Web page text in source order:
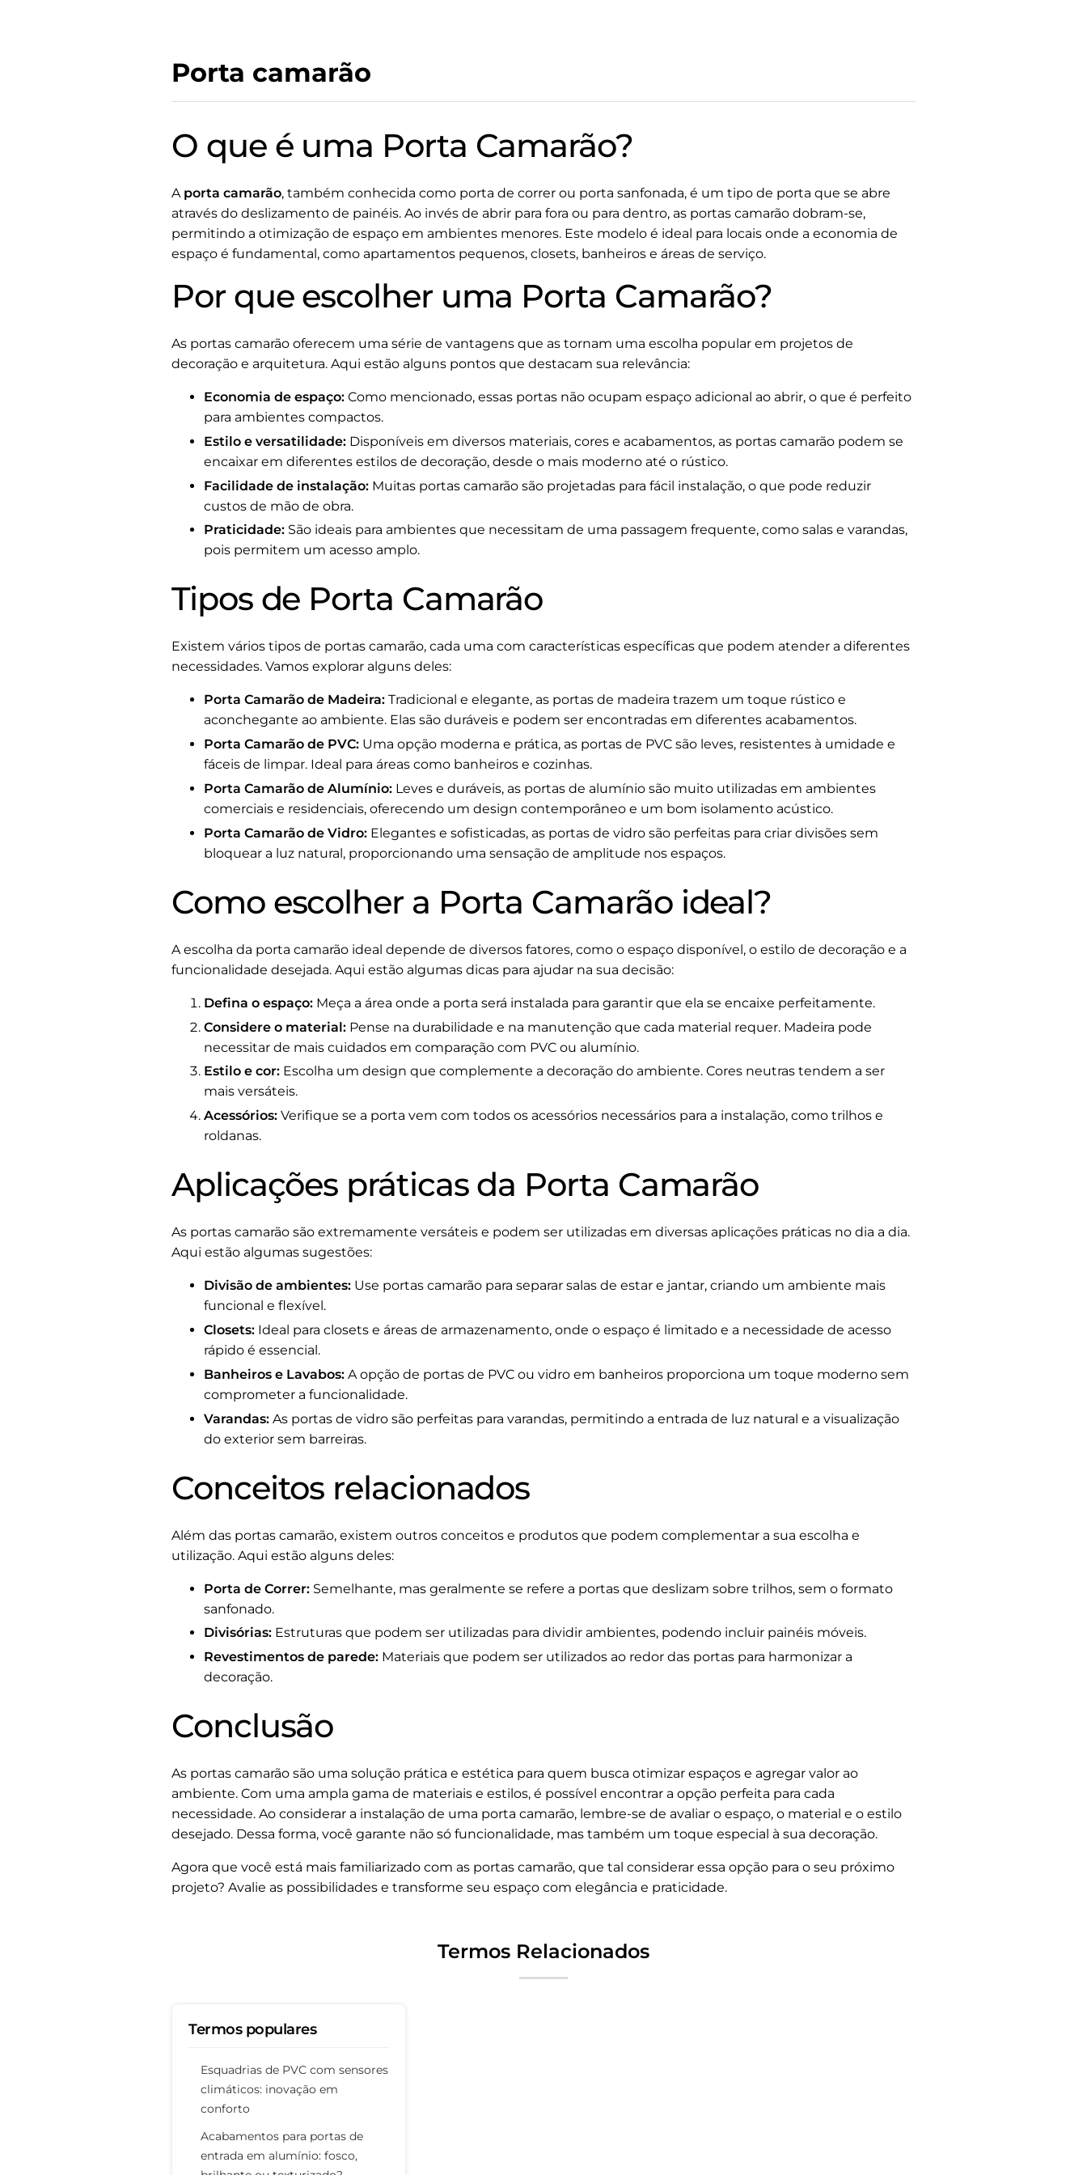
Porta camarão
O que é uma Porta Camarão?
A porta camarão, também conhecida como porta de correr ou porta sanfonada, é um tipo de porta que se abre
através do deslizamento de painéis. Ao invés de abrir para fora ou para dentro, as portas camarão dobram-se,
permitindo a otimização de espaço em ambientes menores. Este modelo é ideal para locais onde a economia de
espaço é fundamental, como apartamentos pequenos, closets, banheiros e áreas de serviço.
Por que escolher uma Porta Camarão?
As portas camarão oferecem uma série de vantagens que as tornam uma escolha popular em projetos de
decoração e arquitetura. Aqui estão alguns pontos que destacam sua relevância:
Economia de espaço: Como mencionado, essas portas não ocupam espaço adicional ao abrir, o que é perfeito
para ambientes compactos.
Estilo e versatilidade: Disponíveis em diversos materiais, cores e acabamentos, as portas camarão podem se
encaixar em diferentes estilos de decoração, desde o mais moderno até o rústico.
Facilidade de instalação: Muitas portas camarão são projetadas para fácil instalação, o que pode reduzir
custos de mão de obra.
Praticidade: São ideais para ambientes que necessitam de uma passagem frequente, como salas e varandas,
pois permitem um acesso amplo.
Tipos de Porta Camarão
Existem vários tipos de portas camarão, cada uma com características específicas que podem atender a diferentes
necessidades. Vamos explorar alguns deles:
Porta Camarão de Madeira: Tradicional e elegante, as portas de madeira trazem um toque rústico e
aconchegante ao ambiente. Elas são duráveis e podem ser encontradas em diferentes acabamentos.
Porta Camarão de PVC: Uma opção moderna e prática, as portas de PVC são leves, resistentes à umidade e
fáceis de limpar. Ideal para áreas como banheiros e cozinhas.
Porta Camarão de Alumínio: Leves e duráveis, as portas de alumínio são muito utilizadas em ambientes
comerciais e residenciais, oferecendo um design contemporâneo e um bom isolamento acústico.
Porta Camarão de Vidro: Elegantes e sofisticadas, as portas de vidro são perfeitas para criar divisões sem
bloquear a luz natural, proporcionando uma sensação de amplitude nos espaços.
Como escolher a Porta Camarão ideal?
A escolha da porta camarão ideal depende de diversos fatores, como o espaço disponível, o estilo de decoração e a
funcionalidade desejada. Aqui estão algumas dicas para ajudar na sua decisão:
Defina o espaço: Meça a área onde a porta será instalada para garantir que ela se encaixe perfeitamente.
Considere o material: Pense na durabilidade e na manutenção que cada material requer. Madeira pode
necessitar de mais cuidados em comparação com PVC ou alumínio.
Estilo e cor: Escolha um design que complemente a decoração do ambiente. Cores neutras tendem a ser
mais versáteis.
Acessórios: Verifique se a porta vem com todos os acessórios necessários para a instalação, como trilhos e
roldanas.
Aplicações práticas da Porta Camarão
As portas camarão são extremamente versáteis e podem ser utilizadas em diversas aplicações práticas no dia a dia.
Aqui estão algumas sugestões:
Divisão de ambientes: Use portas camarão para separar salas de estar e jantar, criando um ambiente mais
funcional e flexível.
Closets: Ideal para closets e áreas de armazenamento, onde o espaço é limitado e a necessidade de acesso
rápido é essencial.
Banheiros e Lavabos: A opção de portas de PVC ou vidro em banheiros proporciona um toque moderno sem
comprometer a funcionalidade.
Varandas: As portas de vidro são perfeitas para varandas, permitindo a entrada de luz natural e a visualização
do exterior sem barreiras.
Conceitos relacionados
Além das portas camarão, existem outros conceitos e produtos que podem complementar a sua escolha e
utilização. Aqui estão alguns deles:
Porta de Correr: Semelhante, mas geralmente se refere a portas que deslizam sobre trilhos, sem o formato
sanfonado.
Divisórias: Estruturas que podem ser utilizadas para dividir ambientes, podendo incluir painéis móveis.
Revestimentos de parede: Materiais que podem ser utilizados ao redor das portas para harmonizar a
decoração.
Conclusão
As portas camarão são uma solução prática e estética para quem busca otimizar espaços e agregar valor ao
ambiente. Com uma ampla gama de materiais e estilos, é possível encontrar a opção perfeita para cada
necessidade. Ao considerar a instalação de uma porta camarão, lembre-se de avaliar o espaço, o material e o estilo
desejado. Dessa forma, você garante não só funcionalidade, mas também um toque especial à sua decoração.
Agora que você está mais familiarizado com as portas camarão, que tal considerar essa opção para o seu próximo
projeto? Avalie as possibilidades e transforme seu espaço com elegância e praticidade.
Termos Relacionados
Termos populares
Esquadrias de PVC com sensores
climáticos: inovação em
conforto
Acabamentos para portas de
entrada em alumínio: fosco,